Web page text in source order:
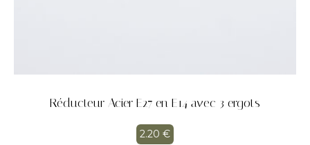
Réducteur Acier E27 en E14 avec 3 ergots
2.20 €